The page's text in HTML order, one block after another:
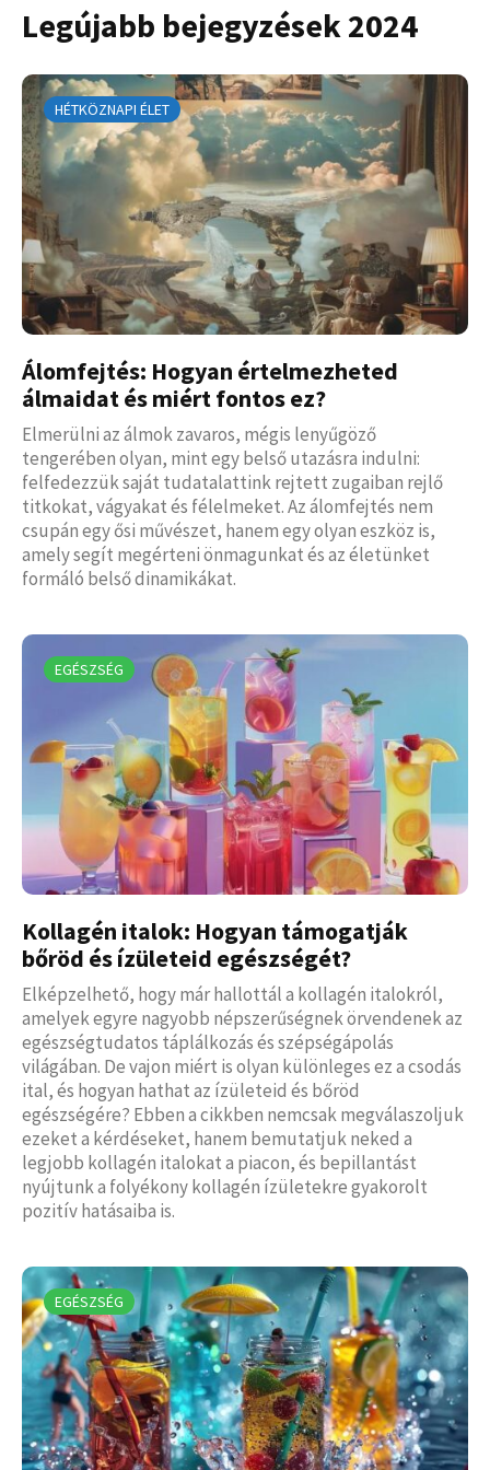
Legújabb bejegyzések 2024
HÉTKÖZNAPI ÉLET
Álomfejtés: Hogyan értelmezheted
álmaidat és miért fontos ez?
Elmerülni az álmok zavaros, mégis lenyűgöző
tengerében olyan, mint egy belső utazásra indulni:
felfedezzük saját tudatalattink rejtett zugaiban rejlő
titkokat, vágyakat és félelmeket. Az álomfejtés nem
csupán egy ősi művészet, hanem egy olyan eszköz is,
amely segít megérteni önmagunkat és az életünket
formáló belső dinamikákat.
EGÉSZSÉG
Kollagén italok: Hogyan támogatják
bőröd és ízületeid egészségét?
Elképzelhető, hogy már hallottál a kollagén italokról,
amelyek egyre nagyobb népszerűségnek örvendenek az
egészségtudatos táplálkozás és szépségápolás
világában. De vajon miért is olyan különleges ez a csodás
ital, és hogyan hathat az ízületeid és bőröd
egészségére? Ebben a cikkben nemcsak megválaszoljuk
ezeket a kérdéseket, hanem bemutatjuk neked a
legjobb kollagén italokat a piacon, és bepillantást
nyújtunk a folyékony kollagén ízületekre gyakorolt
pozitív hatásaiba is.
EGÉSZSÉG